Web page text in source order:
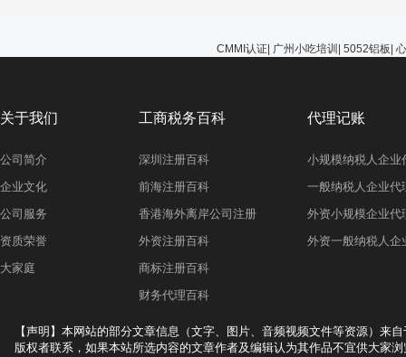
CMMI认证| 广州小吃培训 5052铝板
关于我们
公司简介
企业文化
公司服务
资质荣誉
大家庭
工商税务百科
深圳注册百科
前海注册百科
香港海外离岸公司注册
外资注册百科
商标注册百科
财务代理百科
代理记账
小规模纳税人企业
一般纳税人企业代
外资小规模企业代
外资一般纳税人企
【声明】本网站的部分文章信息（文字、图片、音频视频文件等资源）
版权者联系，如果本站所选内容的文章作者及编辑认为其作品不宜供大家